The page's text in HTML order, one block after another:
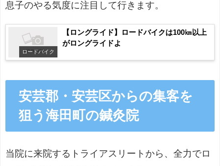
息子のやる気度に注目して行きます。
ロードバイク
【ロングライド】ロードバイクは100㎞以上
がロングライドよ
安芸郡・安芸区からの集客を
狙う海田町の鍼灸院
当院に来院するトライアスリートから、全力でロ